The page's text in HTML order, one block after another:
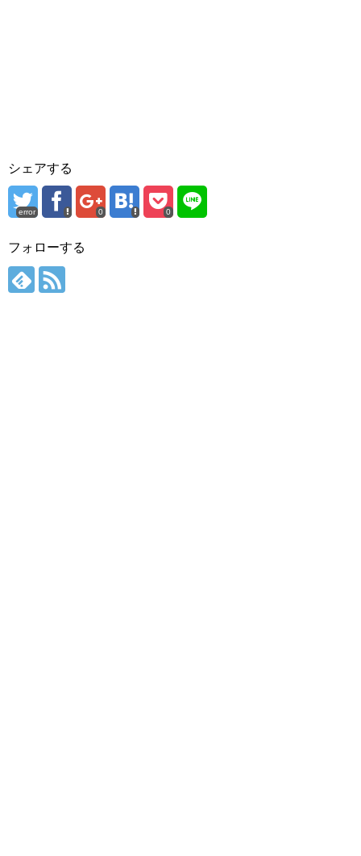
シェアする
error 0 0
フォローする